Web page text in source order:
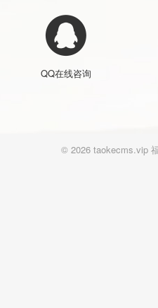
QQ在线咨询
© 2026 taokecms.vip